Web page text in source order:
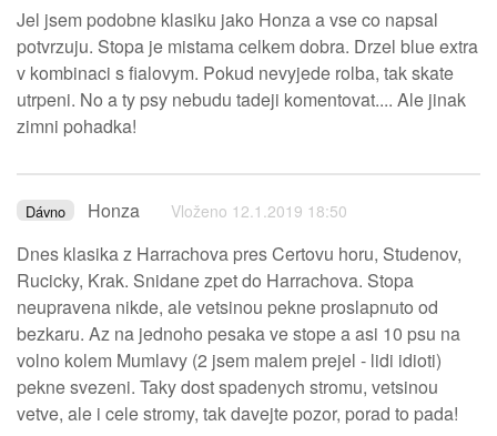
Jel jsem podobne klasiku jako Honza a vse co napsal
potvrzuju. Stopa je mistama celkem dobra. Drzel blue extra
v kombinaci s fialovym. Pokud nevyjede rolba, tak skate
utrpeni. No a ty psy nebudu tadeji komentovat.... Ale jinak
zimni pohadka!
Dávno Honza Vloženo 12.1.2019 18:50
Dnes klasika z Harrachova pres Certovu horu, Studenov,
Rucicky, Krak. Snidane zpet do Harrachova. Stopa
neupravena nikde, ale vetsinou pekne proslapnuto od
bezkaru. Az na jednoho pesaka ve stope a asi 10 psu na
volno kolem Mumlavy (2 jsem malem prejel - lidi idioti)
pekne svezeni. Taky dost spadenych stromu, vetsinou
vetve, ale i cele stromy, tak davejte pozor, porad to pada!